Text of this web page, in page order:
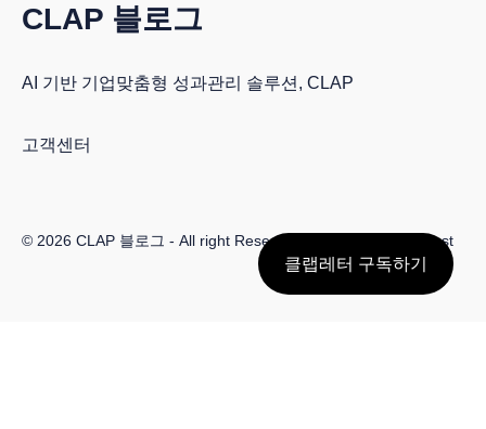
CLAP 블로그
AI 기반 기업맞춤형 성과관리 솔루션, CLAP
고객센터
© 2026 CLAP 블로그 - All right Reserved. Published with Ghost
클랩레터 구독하기